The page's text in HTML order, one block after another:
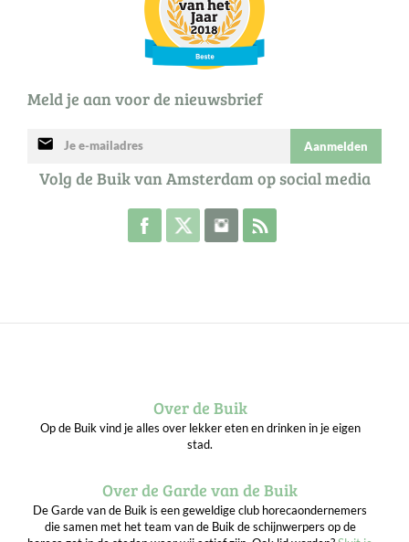
Meld je aan voor de nieuwsbrief
mail Aanmelden
Volg de Buik van Amsterdam op social media
Volg de Buik op Facebook
Volg de Buik op Twitter
Volg de Buik op Instagram
Over de Buik
Op de Buik vind je alles over lekker eten en drinken in je eigen
stad.
Over de Garde van de Buik
De Garde van de Buik is een geweldige club horecaondernemers
die samen met het team van de Buik de schijnwerpers op de